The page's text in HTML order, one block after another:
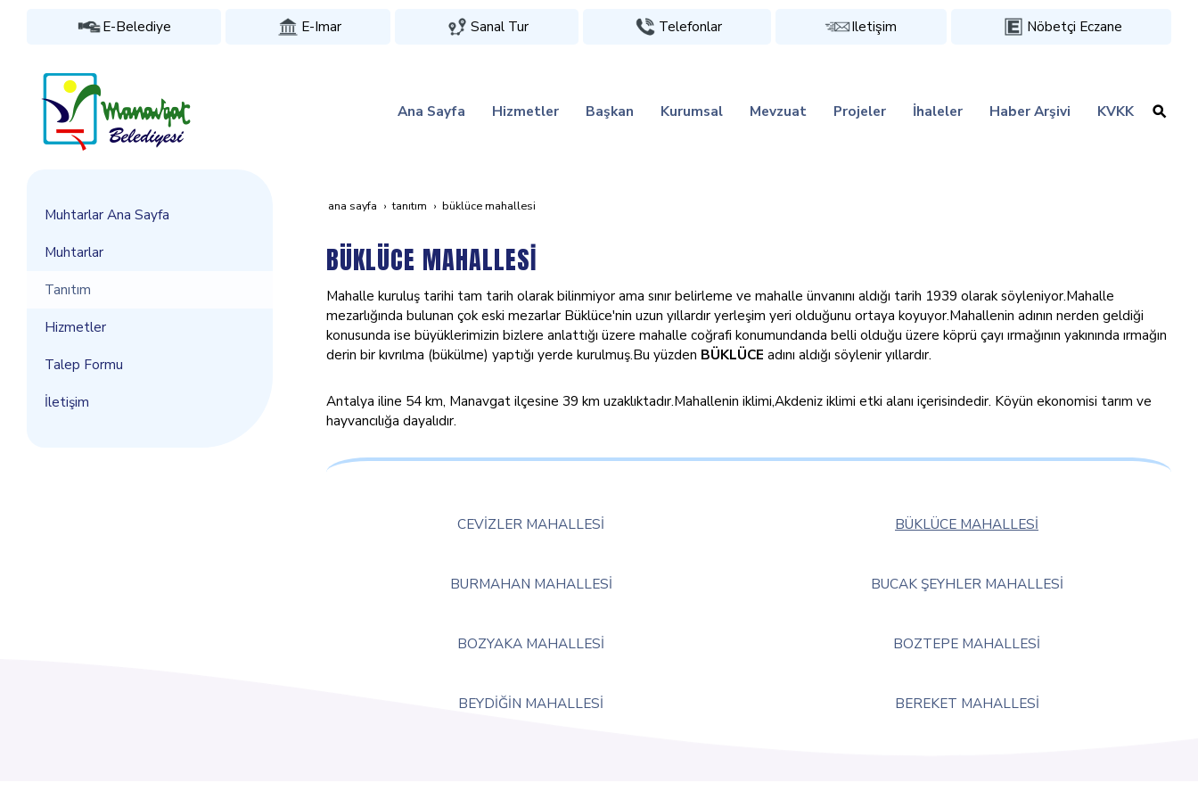
E-Belediye E-Imar Sanal Tur Telefonlar Iletişim Nöbetçi Eczane
Ana Sayfa Hizmetler Başkan Kurumsal Mevzuat Projeler İhaleler Haber Arşivi KVKK
ana sayfa tanıtım büklüce mahallesi̇
BÜKLÜCE MAHALLESİ
Mahalle kuruluş tarihi tam tarih olarak bilinmiyor ama sınır belirleme ve mahalle ünvanını aldığı tarih 1939 olarak söyleniyor.Mahalle
mezarlığında bulunan çok eski mezarlar Büklüce'nin uzun yıllardır yerleşim yeri olduğunu ortaya koyuyor.Mahallenin adının nerden geldiği
konusunda ise büyüklerimizin bizlere anlattığı üzere mahalle coğrafi konumundanda belli olduğu üzere köprü çayı ırmağının yakınında ırmağın
derin bir kıvrılma (bükülme) yaptığı yerde kurulmuş.Bu yüzden BÜKLÜCE adını aldığı söylenir yıllardır.
Antalya iline 54 km, Manavgat ilçesine 39 km uzaklıktadır.Mahallenin iklimi,Akdeniz iklimi etki alanı içerisindedir. Köyün ekonomisi tarım ve
hayvancılığa dayalıdır.
CEVİZLER MAHALLESİ BÜKLÜCE MAHALLESİ
BURMAHAN MAHALLESİ BUCAK ŞEYHLER MAHALLESİ
BOZYAKA MAHALLESİ BOZTEPE MAHALLESİ
BEYDİĞİN MAHALLESİ BEREKET MAHALLESİ
Muhtarlar Ana Sayfa
Muhtarlar
Tanıtım
Hizmetler
Talep Formu
İletişim